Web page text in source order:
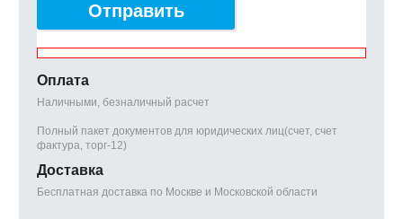
Отправить
Оплата
Наличными, безналичный расчет
Полный пакет документов для юридических лиц(счет, счет
фактура, торг-12)
Доставка
Бесплатная доставка по Москве и Московской области